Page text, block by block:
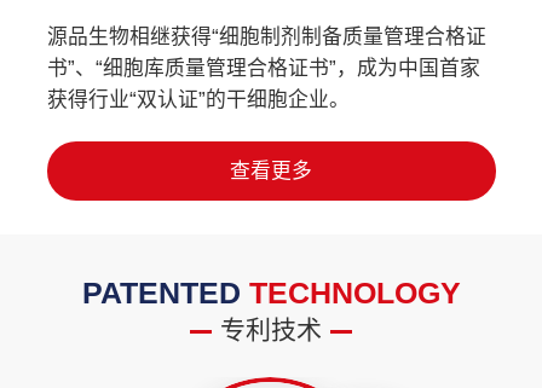
源品生物相继获得“细胞制剂制备质量管理合格证
书”、“细胞库质量管理合格证书”，成为中国首家
获得行业“双认证”的干细胞企业。
查看更多
PATENTED TECHNOLOGY
专利技术